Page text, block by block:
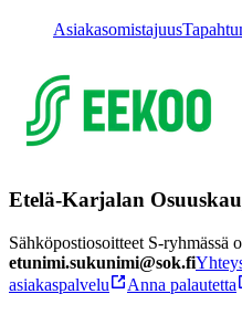
Asiakasomistajuus
Etelä-Karjalan
Sähköpostiosoitteet S-ryhmässä
etunimi.sukunimi@sok.fi
asiakaspalvelu
Anna palautetta